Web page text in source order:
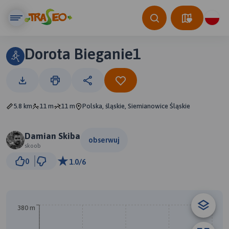
Dorota Bieganie1
5.8 km 11 m 11 m Polska, śląskie, Siemianowice Śląskie
Damian Skiba
skoob
obserwuj
0 1.0/6
380 m